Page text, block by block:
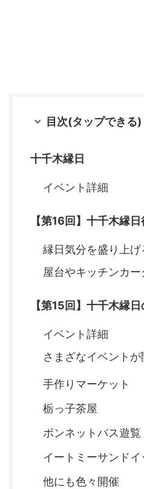
目次(タップできる)
十千木縁日
イベント詳細
【第16回】十千木縁
縁日気分を盛り上げ
屋台やキッチンカ
【第15回】十千木縁
イベント詳細
さまざなイベントが
手作りマーケット
栃っ子茶屋
ボンネットバス遊覧
イートミーサンド
他にも色々開催